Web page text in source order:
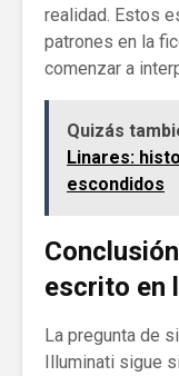
realidad. Estos
patrones en la
comenzar a
Quizás
Linares:
escondidos
escrito en
La pregunta de
Illuminati sigue